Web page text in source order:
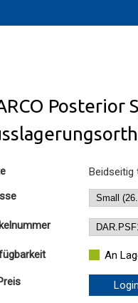
Posterior
Beidseitig
An